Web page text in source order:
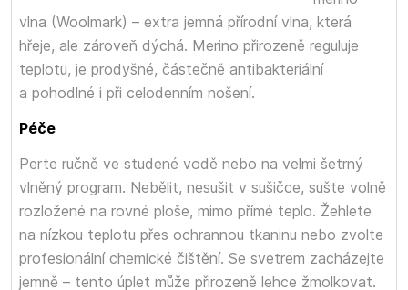
vlna (Woolmark) – extra jemná přírodní vlna, která
hřeje, ale zároveň dýchá. Merino přirozeně reguluje
teplotu, je prodyšné, částečně antibakteriální
a pohodlné i při celodenním nošení.
Péče
Perte ručně ve studené vodě nebo na velmi šetrný
vlněný program. Nebělit, nesušit v sušičce, sušte volně
rozložené na rovné ploše, mimo přímé teplo. Žehlete
na nízkou teplotu přes ochrannou tkaninu nebo zvolte
profesionální chemické čištění. Se svetrem zacházejte
jemně – tento úplet může přirozeně lehce žmolkovat.